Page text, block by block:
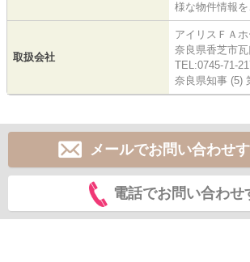
様な物件情報を
取扱会社
アイリスＦＡ
奈良県香芝市
TEL:0745-71-
奈良県知事 (5)
メールでお問い合わせ
電話でお問い合わせ